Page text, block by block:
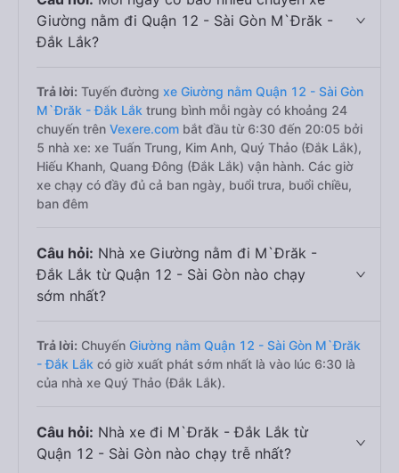
Giường nằm đi Quận 12 - Sài Gòn M`Đrăk -
Đắk Lắk?
Trả lời: Tuyến đường xe Giường nằm Quận 12 - Sài Gòn
M`Đrăk - Đắk Lắk trung bình mỗi ngày có khoảng 24
chuyến trên Vexere.com bắt đầu từ 6:30 đến 20:05 bởi
5 nhà xe: xe Tuấn Trung, Kim Anh, Quý Thảo (Đắk Lắk),
Hiếu Khanh, Quang Đông (Đắk Lắk) vận hành. Các giờ
xe chạy có đầy đủ cả ban ngày, buổi trưa, buổi chiều,
ban đêm
Câu hỏi: Nhà xe Giường nằm đi M`Đrăk -
Đắk Lắk từ Quận 12 - Sài Gòn nào chạy
sớm nhất?
Trả lời: Chuyến Giường nằm Quận 12 - Sài Gòn M`Đrăk
- Đắk Lắk có giờ xuất phát sớm nhất là vào lúc 6:30 là
của nhà xe Quý Thảo (Đắk Lắk).
Câu hỏi: Nhà xe đi M`Đrăk - Đắk Lắk từ
Quận 12 - Sài Gòn nào chạy trễ nhất?